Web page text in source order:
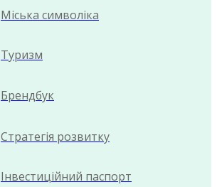
Міська символіка
Туризм
Брендбук
Стратегія розвитку
Інвестиційний паспорт